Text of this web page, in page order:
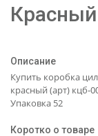
Описание
Купить коробка
красный (арт) кцб-
Упаковка 52
Коротко о товаре